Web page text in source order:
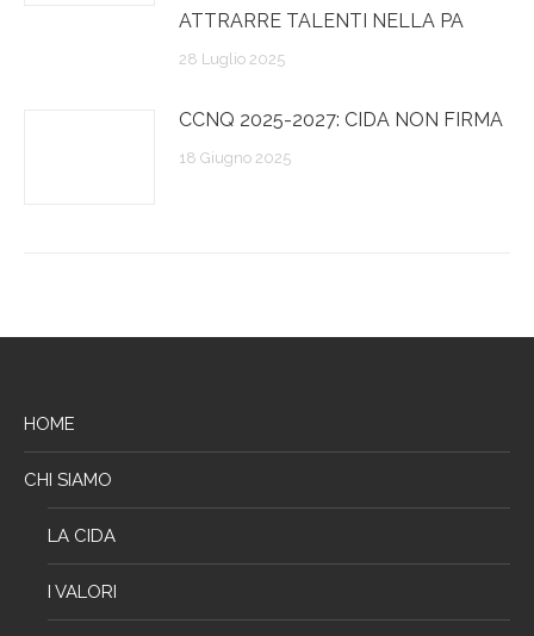
ATTRARRE TALENTI NELLA PA
28 Luglio 2025
CCNQ 2025-2027: CIDA NON FIRMA
18 Giugno 2025
HOME
CHI SIAMO
LA CIDA
I VALORI